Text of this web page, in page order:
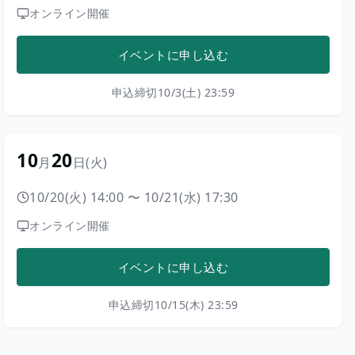
オンライン開催
イベントに申し込む
申込締切10/3(土) 23:59
10月20日(火)
10/20(火) 14:00 〜 10/21(水) 17:30
オンライン開催
イベントに申し込む
申込締切10/15(木) 23:59